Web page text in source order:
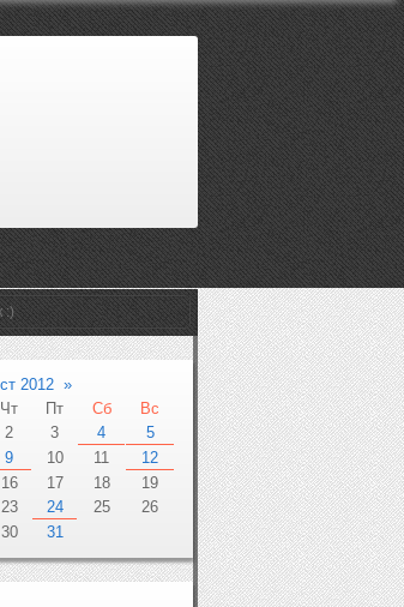
2012 »
Чт Пт Сб
Вс
2 3 4
5
9 10 11
12
16 17 18
19
23 24 25
26
30 31